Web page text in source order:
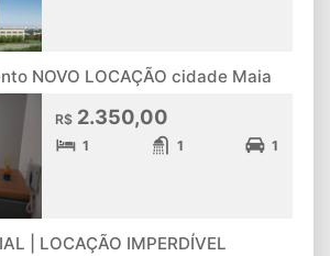
NOVO LOCAÇÃO cidade Maia
R$ 2.350,00
1 1 1
| LOCAÇÃO IMPERDÍVEL